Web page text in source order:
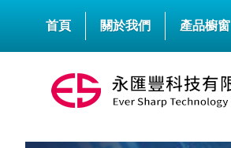
首頁 關於我們 產品櫥窗